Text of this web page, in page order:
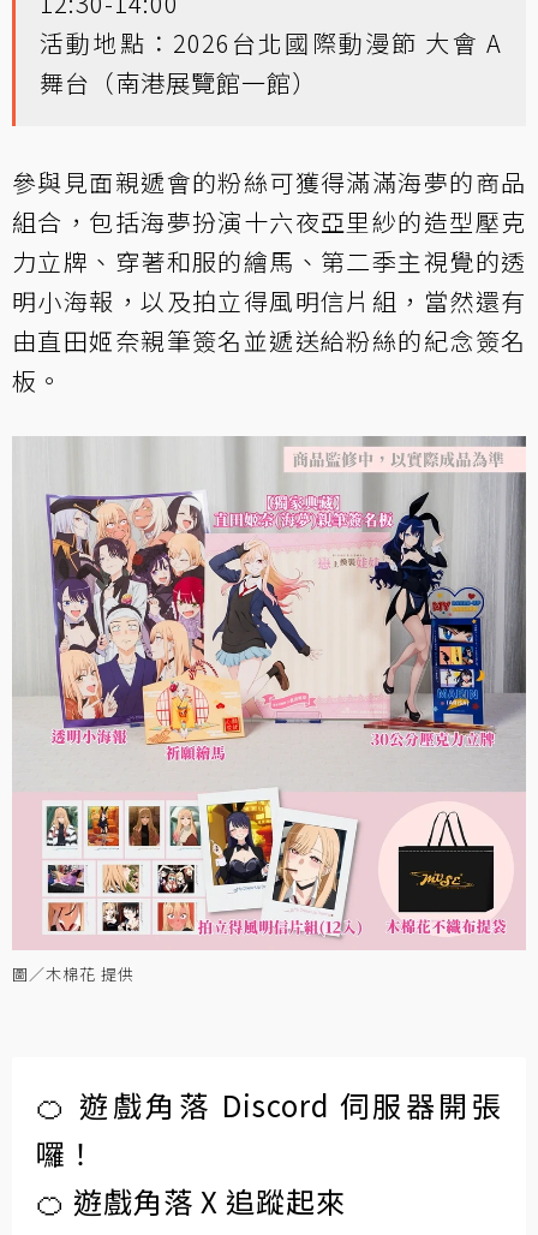
活動地點：2026台北國際動漫節 大會 A
舞台（南港展覽館一館）
參與見面親遞會的粉絲可獲得滿滿海夢的商品
組合，包括海夢扮演十六夜亞里紗的造型壓克
力立牌、穿著和服的繪馬、第二季主視覺的透
明小海報，以及拍立得風明信片組，當然還有
由直田姬奈親筆簽名並遞送給粉絲的紀念簽名
板。
圖／木棉花 提供
🍊 遊戲角落 Discord 伺服器開張
囉！
🍊 遊戲角落 X 追蹤起來